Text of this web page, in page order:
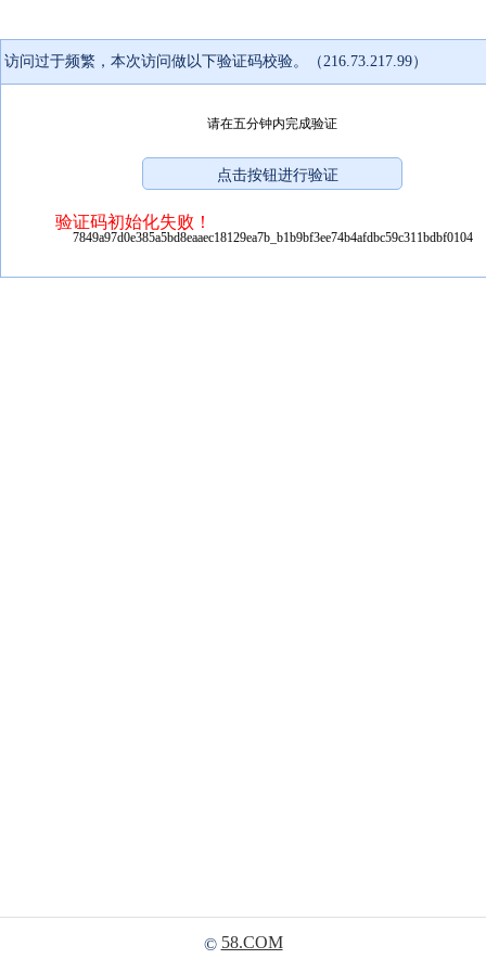
访问过于频繁，本次访问做以下验证码校验。（216.73.217.99）
请在五分钟内完成验证
验证码初始化失败！
7849a97d0e385a5bd8eaaec18129ea7b_b1b9bf3ee74b4afdbc59c311bdbf0104
© 58.COM